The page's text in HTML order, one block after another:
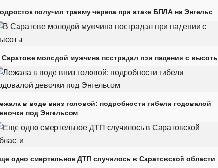
получил травму черепа при атаке БПЛА на Энгельс
Саратове молодой мужчина пострадал при падении с
в воде вниз головой: подробности гибели годовалой
под Энгельсом
одно смертельное ДТП случилось в Саратовской области